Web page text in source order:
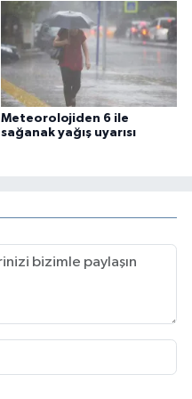
Meteorolojiden 6 ile
sağanak yağış uyarısı